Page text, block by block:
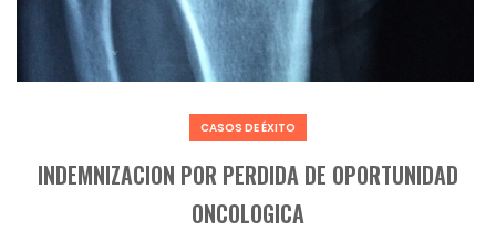
CASOS DE ÉXITO
INDEMNIZACION POR PERDIDA DE OPORTUNIDAD
ONCOLOGICA